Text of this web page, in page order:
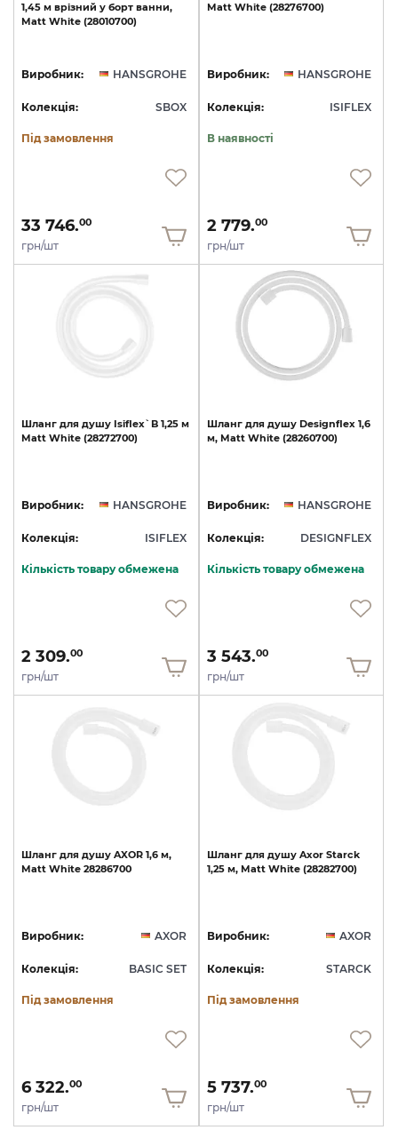
1,45 м врізний у борт ванни,
Matt White (28010700)
Виробник: HANSGROHE
Колекція: SBOX
Під замовлення
33 746.00
грн/шт
Matt White (28276700)
Виробник: HANSGROHE
Колекція: ISIFLEX
В наявності
2 779.00
грн/шт
Шланг для душу Isiflex`B 1,25 м
Matt White (28272700)
Виробник: HANSGROHE
Колекція: ISIFLEX
Кількість товару обмежена
2 309.00
грн/шт
Шланг для душу Designflex 1,6
м, Matt White (28260700)
Виробник: HANSGROHE
Колекція: DESIGNFLEX
Кількість товару обмежена
3 543.00
грн/шт
Шланг для душу AXOR 1,6 м,
Matt White 28286700
Виробник: AXOR
Колекція: BASIC SET
Під замовлення
6 322.00
грн/шт
Шланг для душу Axor Starck
1,25 м, Matt White (28282700)
Виробник: AXOR
Колекція: STARCK
Під замовлення
5 737.00
грн/шт